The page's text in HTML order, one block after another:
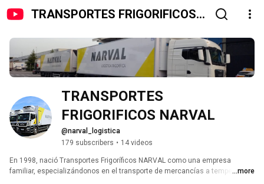
TRANSPORTES FRIGORIFICOS
TRANSPORTES
FRIGORIFICOS NARVAL
@narval_logistica
179 subscribers • 14 videos
En 1998, nació Transportes Frigoríficos NARVAL como una empresa
familiar, especializándonos en el transporte de mercancías a temperatura
...more